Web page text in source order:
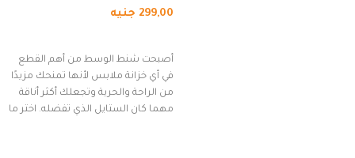
(رمادي)
299,00 جنيه
أصبحت شنط الوسط من أهم القطع
في أي خزانة ملابس لأنها تمنحك مزيدًا
من الراحة والحرية وتجعلك أكثر أناقة
مهما كان الستايل الذي تفضله. اختر ما